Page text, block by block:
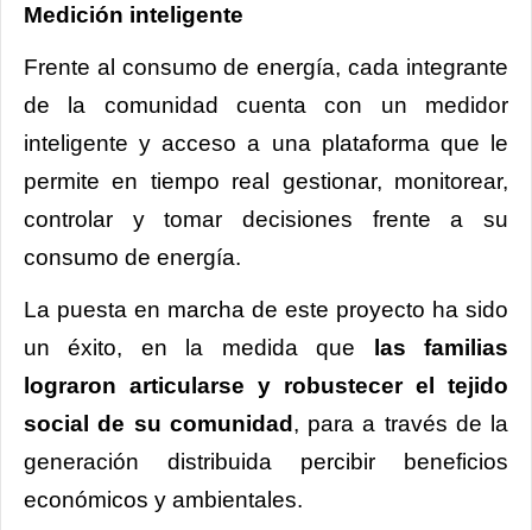
Medición inteligente
Frente al consumo de energía, cada integrante
de la comunidad cuenta con un medidor
inteligente y acceso a una plataforma que le
permite en tiempo real gestionar, monitorear,
controlar y tomar decisiones frente a su
consumo de energía.
La puesta en marcha de este proyecto ha sido
un éxito, en la medida que las familias
lograron articularse y robustecer el tejido
social de su comunidad, para a través de la
generación distribuida percibir beneficios
económicos y ambientales.